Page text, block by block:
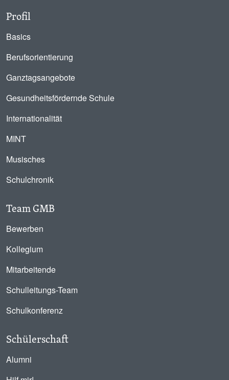
Profil
Basics
Berufsorientierung
Ganztagsangebote
Gesundheitsfördernde Schule
Internationalität
MINT
Musisches
Schulchronik
Team GMB
Bewerben
Kollegium
Mitarbeitende
Schulleitungs-Team
Schulkonferenz
Schülerschaft
Alumni